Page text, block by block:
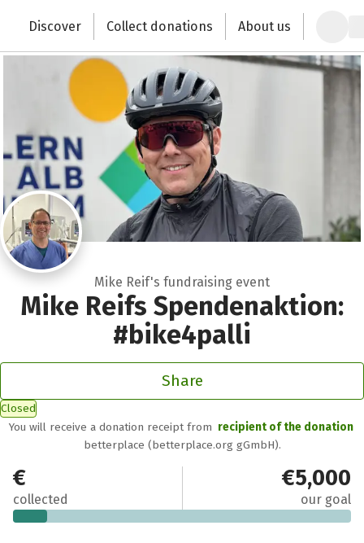
Change the world with your donation
Discover Collect donations About us
Mike Reif's fundraising event
Mike Reifs Spendenaktion:
#bike4palli
Share
Closed
You will receive a donation receipt from recipient of the donation
betterplace (betterplace.org gGmbH).
€475
collected
€5,000
our goal